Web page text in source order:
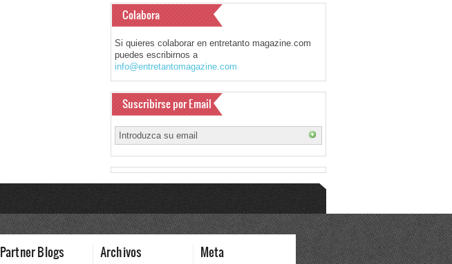
Colabora
Si quieres colaborar en entretanto magazine.com
puedes escribirnos a
info@entretantomagazine.com
Suscribirse por Email
Partner Blogs Archivos Meta